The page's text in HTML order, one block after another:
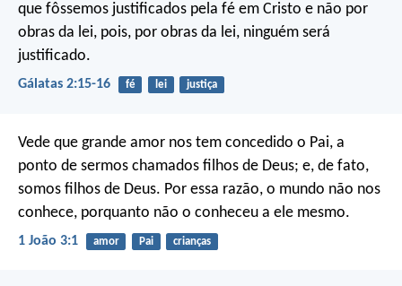
que fôssemos justificados pela fé em Cristo e não por
obras da lei, pois, por obras da lei, ninguém será
justificado.
Gálatas 2:15-16 fé lei justiça
Vede que grande amor nos tem concedido o Pai, a
ponto de sermos chamados filhos de Deus; e, de fato,
somos filhos de Deus. Por essa razão, o mundo não nos
conhece, porquanto não o conheceu a ele mesmo.
1 João 3:1 amor Pai crianças